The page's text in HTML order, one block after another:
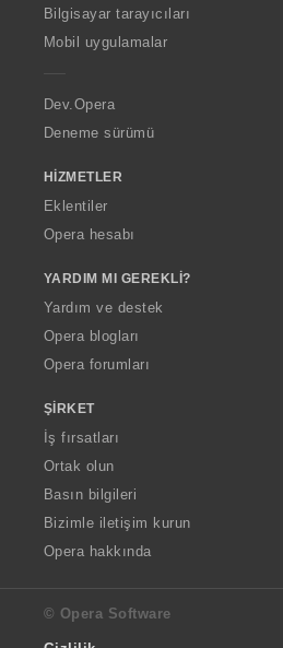
O
p
a
Bilgisayar tarayıcıları
Mobil uygulamalar
Dev.Opera
Deneme sürümü
HIZMETLER
Eklentiler
Opera hesabı
YARDIM MI GEREKLI?
Yardım ve destek
Opera blogları
Opera forumları
ŞIRKET
İş fırsatları
Ortak olun
Basın bilgileri
Bizimle iletişim kurun
Opera hakkında
© Opera Software